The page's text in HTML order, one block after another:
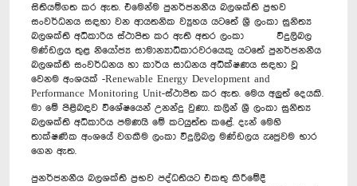
සිතියම්ගත කර ඇත. එමෙන්ම පුනර්ජනනීය බලශක්ති ප්‍රභව
සංවර්ධනය සඳහා වන ආයතනික ව්‍යුහය යටතේ ශ්‍රී ලංකා සුනිත්‍ය
බලශක්ති අධිකාරිය ස්ථාපිත කර ඇති අතර ලංකා විදුලිබල
මණ්ඩලය තුළ නියෝජ්‍ය සාමාන්‍යාධිකාරවරයෙකු යටතේ පුනර්ජනනීය
බලශක්ති සංවර්ධනය හා කාර්ය සාධනය අධීක්ෂණය සඳහා වූ
වෙනම අංශයක් -Renewable Energy Development and
Performance Monitoring Unit-ස්ථාපිත කර ඇත. මෙය අලුත් දෙයකි.
මා මේ පිළිබඳව විශේෂයෙන් උනන්දු වුණා. කලින් ශ්‍රී ලංකා සුනිත්‍ය
බලශක්ති අධිකාරිය පමණයි මේ කටයුත්ත කළේ. දැන් මෙහි
තාක්ෂණික අංශයේ වගකීම ලංකා විදුලිබල මණ්ඩලය ඍජුවම භාර
ගෙන ඇත.
පුනර්ජනනීය බලශක්ති ප්‍රභව පද්ධතියට එකතු කිරී‍මේදී